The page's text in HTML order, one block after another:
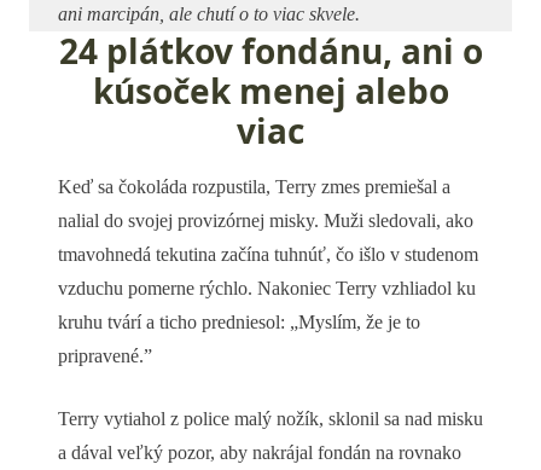
ani marcipán, ale chutí o to viac skvele.
24 plátkov fondánu, ani o
kúsoček menej alebo
viac
Keď sa čokoláda rozpustila, Terry zmes premiešal a
nalial do svojej provizórnej misky. Muži sledovali, ako
tmavohnedá tekutina začína tuhnúť, čo išlo v studenom
vzduchu pomerne rýchlo. Nakoniec Terry vzhliadol ku
kruhu tvárí a ticho predniesol: „Myslím, že je to
pripravené.”
Terry vytiahol z police malý nožík, sklonil sa nad misku
a dával veľký pozor, aby nakrájal fondán na rovnako